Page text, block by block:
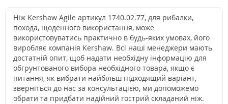
Ніж Kershaw Agile артикул 1740.02.77, для рибалки,
похода, щоденного використання, може
використовуватись практично в будь-яких умовах, його
виробляє компанія Kershaw. Всі наші менеджери мають
достатній опит, щоб надати необхідну інформацію для
обгрунтованого вибора необхідного товара, якщо є
питання, як вибрати найбільш підходящий варіант,
зверніться до нас за консультацією, ми допоможемо
обрати та придбати надійний гострий складаний ніж.